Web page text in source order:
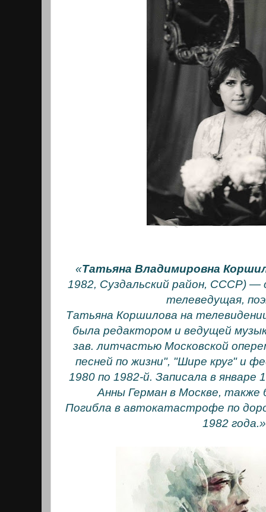
«Татьяна Владимировна
1982, Суздальский район, СССР) —
телеведущая,
Татьяна Коршилова на
была редактором и ведущей
зав. литчастью Московской
песней по жизни", "Шире круг" и
1980 по 1982-й. Записала в январе
Анны Герман в Москве,
Погибла в автокатастрофе по
1982 года.»